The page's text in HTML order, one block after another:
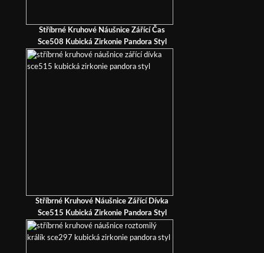
Stříbrné Kruhové Náušnice Zářící Čas
Sce508 Kubická Zirkonie Pandora Styl
Stříbrné Kruhové Náušnice Zářící Dívka
Sce515 Kubická Zirkonie Pandora Styl